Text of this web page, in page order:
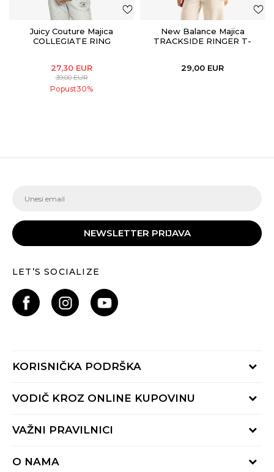
Juicy Couture Majica
COLLEGIATE RING
27,30 EUR
39,00EUR
Popust30%
New Balance Majica
TRACKSIDE RINGER T-
29,00 EUR
NEWSLETTER PRIJAVA
LET’S SOCIALIZE
KORISNIČKA PODRŠKA
Provjeri status porudžbine
Radno vrijeme 9-16h
VODIČ KROZ ONLINE KUPOVINU
Načini isporuke
Reklamacije
VAŽNI PRAVILNICI
O NAMA